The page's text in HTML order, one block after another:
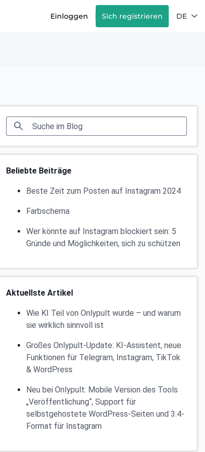
Einloggen Sich registrieren DE
Beliebte Beiträge
Beste Zeit zum Posten auf Instagram 2024
Farbschema
Wer könnte auf Instagram blockiert sein: 5
Gründe und Möglichkeiten, sich zu schützen
Aktuellste Artikel
Wie KI Teil von Onlypult wurde – und warum
sie wirklich sinnvoll ist
Großes Onlypult-Update: KI-Assistent, neue
Funktionen für Telegram, Instagram, TikTok
& WordPress
Neu bei Onlypult: Mobile Version des Tools
„Veröffentlichung“, Support für
selbstgehostete WordPress-Seiten und 3:4-
Format für Instagram